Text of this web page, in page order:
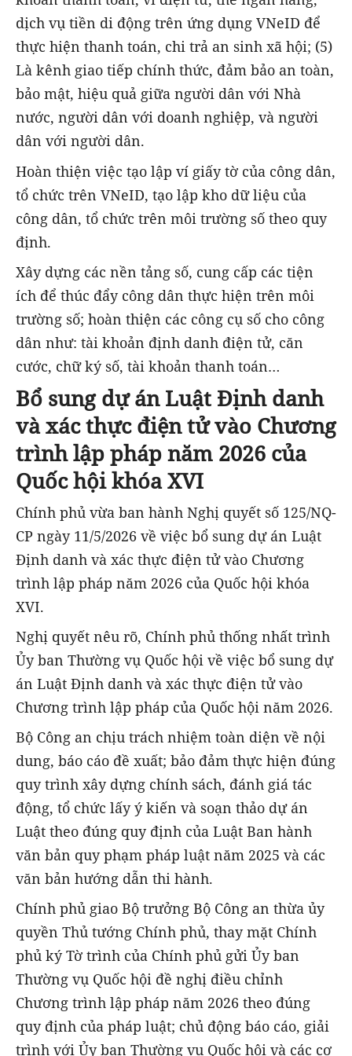
dịch vụ tiền di động trên ứng dụng VNeID để
thực hiện thanh toán, chi trả an sinh xã hội; (5)
Là kênh giao tiếp chính thức, đảm bảo an toàn,
bảo mật, hiệu quả giữa người dân với Nhà
nước, người dân với doanh nghiệp, và người
dân với người dân.
Hoàn thiện việc tạo lập ví giấy tờ của công dân,
tổ chức trên VNeID, tạo lập kho dữ liệu của
công dân, tổ chức trên môi trường số theo quy
định.
Xây dựng các nền tảng số, cung cấp các tiện
ích để thúc đẩy công dân thực hiện trên môi
trường số; hoàn thiện các công cụ số cho công
dân như: tài khoản định danh điện tử, căn
cước, chữ ký số, tài khoản thanh toán…
Bổ sung dự án Luật Định danh
và xác thực điện tử vào Chương
trình lập pháp năm 2026 của
Quốc hội khóa XVI
Chính phủ vừa ban hành Nghị quyết số 125/NQ-
CP ngày 11/5/2026 về việc bổ sung dự án Luật
Định danh và xác thực điện tử vào Chương
trình lập pháp năm 2026 của Quốc hội khóa
XVI.
Nghị quyết nêu rõ, Chính phủ thống nhất trình
Ủy ban Thường vụ Quốc hội về việc bổ sung dự
án Luật Định danh và xác thực điện tử vào
Chương trình lập pháp của Quốc hội năm 2026.
Bộ Công an chịu trách nhiệm toàn diện về nội
dung, báo cáo đề xuất; bảo đảm thực hiện đúng
quy trình xây dựng chính sách, đánh giá tác
động, tổ chức lấy ý kiến và soạn thảo dự án
Luật theo đúng quy định của Luật Ban hành
văn bản quy phạm pháp luật năm 2025 và các
văn bản hướng dẫn thi hành.
Chính phủ giao Bộ trưởng Bộ Công an thừa ủy
quyền Thủ tướng Chính phủ, thay mặt Chính
phủ ký Tờ trình của Chính phủ gửi Ủy ban
Thường vụ Quốc hội đề nghị điều chỉnh
Chương trình lập pháp năm 2026 theo đúng
quy định của pháp luật; chủ động báo cáo, giải
trình với Ủy ban Thường vụ Quốc hội và các cơ